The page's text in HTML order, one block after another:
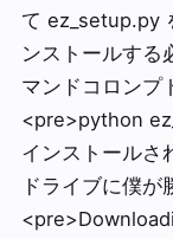
て ez_setup.py
ンストールする
マンドコロンプ
<pre>python
インストールさ
ドライブに僕